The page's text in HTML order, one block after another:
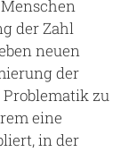
der Zahl
neuen
der
zu
eine
in der